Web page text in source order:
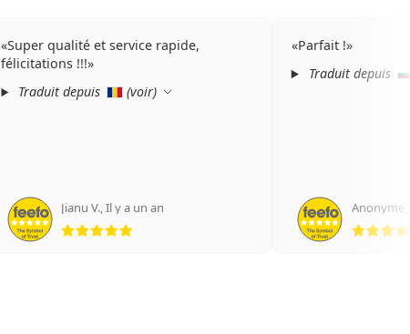
Super qualité et service rapide,
félicitations !!!
Traduit depuis
(voir)
Jianu V.,Il y a un an
Parfait !
Traduit depuis
Anonyme